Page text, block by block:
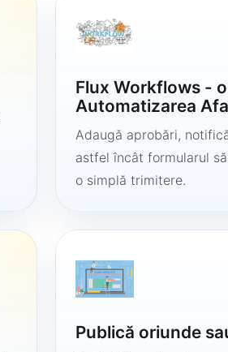
Flux Workflows -
Automatizarea
Adaugă aprobări,
astfel încât formularul
o simplă trimitere.
Publică oriunde